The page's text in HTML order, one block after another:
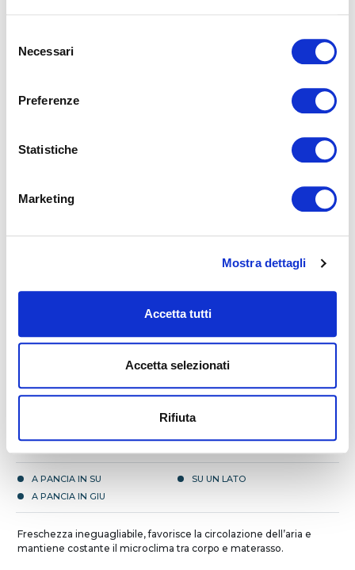
delNecessari
Preferenze
Statistiche
Marketing
Mostra dettagli
Accetta tutti
Accetta selezionati
Rifiuta
SELEZIONA
MAGNICOOL
A PANCIA IN SU
SU UN LATO
A PANCIA IN GIU
Freschezza ineguagliabile, favorisce la circolazione dell’aria e
mantiene costante il microclima tra corpo e materasso.